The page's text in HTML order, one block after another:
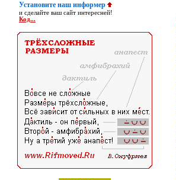
Установите наш информер
и сделайте ваш сайт интересней!
Код...